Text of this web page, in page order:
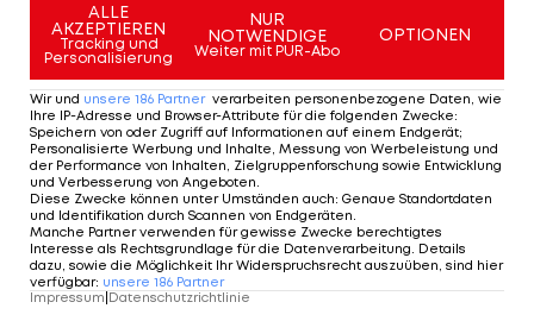
Round Robin der bereits für das Play-
off-Achtelfinale qualifizierten Teams:
Eastern Conference:
Boston Bruins - Tampa Bay Lightning 2:3.
Tabelle: Tampa Bay 4 Punkte/2 Spiele vor
Philadelphia Flyers (Raffl) 2/1, Washington Capitals
ALLE
AKZEPTIEREN
Tracking und
Personalisierung
NUR
NOTWENDIGE
Weiter mit PUR-Abo
OPTIONEN
Wir und unsere 186 Partner verarbeiten personenbezogene Daten, wie
Ihre IP-Adresse und Browser-Attribute für die folgenden Zwecke:
Speichern von oder Zugriff auf Informationen auf einem Endgerät;
Personalisierte Werbung und Inhalte, Messung von Werbeleistung und
der Performance von Inhalten, Zielgruppenforschung sowie Entwicklung
und Verbesserung von Angeboten.
Diese Zwecke können unter Umständen auch: Genaue Standortdaten
und Identifikation durch Scannen von Endgeräten.
Manche Partner verwenden für gewisse Zwecke berechtigtes
Interesse als Rechtsgrundlage für die Datenverarbeitung. Details
dazu, sowie die Möglichkeit Ihr Widerspruchsrecht auszuüben, sind hier
verfügbar: unsere 186 Partner
Impressum Datenschutzrichtlinie